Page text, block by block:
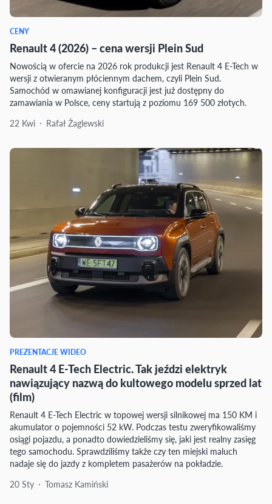
CENY
Renault 4 (2026) – cena wersji Plein Sud
Nowością w ofercie na 2026 rok produkcji jest Renault 4 E-Tech w
wersji z otwieranym płóciennym dachem, czyli Plein Sud.
Samochód w omawianej konfiguracji jest już dostępny do
zamawiania w Polsce, ceny startują z poziomu 169 500 złotych.
22 Kwi
Rafał Żaglewski
PREZENTACJE WIDEO
Renault 4 E-Tech Electric. Tak jeździ elektryk
nawiązujący nazwą do kultowego modelu sprzed lat
(film)
Renault 4 E-Tech Electric w topowej wersji silnikowej ma 150 KM i
akumulator o pojemności 52 kW. Podczas testu zweryfikowaliśmy
osiągi pojazdu, a ponadto dowiedzieliśmy się, jaki jest realny zasięg
tego samochodu. Sprawdziliśmy także czy ten miejski maluch
nadaje się do jazdy z kompletem pasażerów na pokładzie.
20 Sty
Tomasz Kamiński